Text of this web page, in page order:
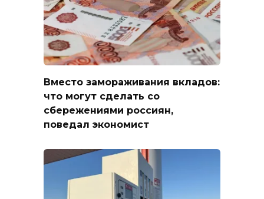
Вместо замораживания вкладов:
что могут сделать со
сбережениями россиян,
поведал экономист